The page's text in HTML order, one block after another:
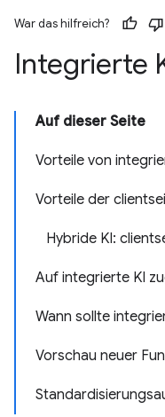
War das hilfreich?
Integrierte
Auf dieser Seite
Vorteile von
Vorteile der
Hybride KI:
Auf integrierte KI
Wann sollte
Vorschau neuer